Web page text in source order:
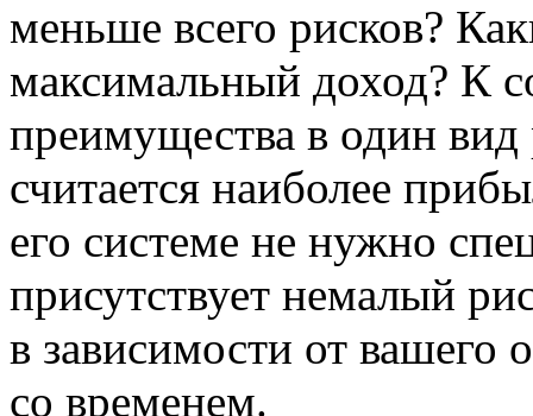
меньше всего рисков?
максимальный доход? К
преимущества в один вид
считается наиболее
его системе не нужно
присутствует немалый
в зависимости от вашего
со временем.